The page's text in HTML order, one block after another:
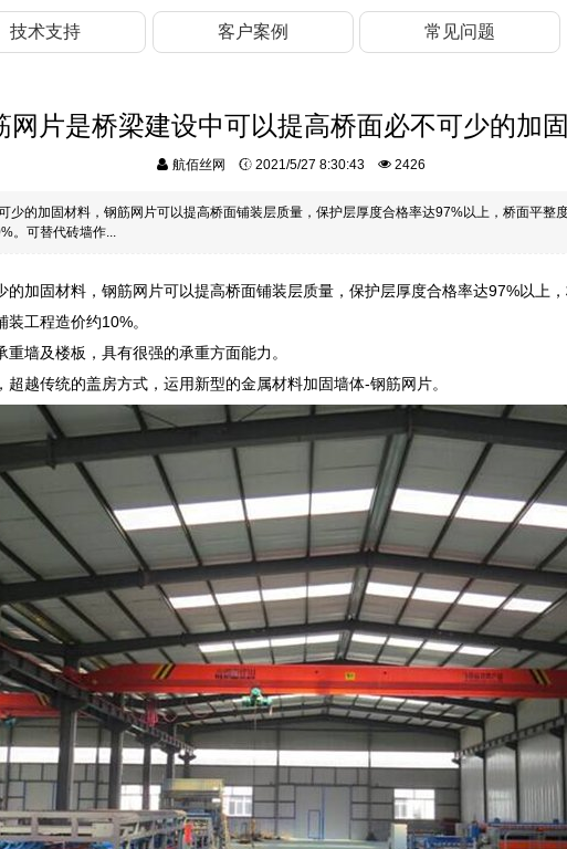
技术支持 客户案例 常见问题
网片是桥梁建设中可以提高桥面必不可少的加
航佰丝网 2021/5/27 8:30:43 2426
少的加固材料，钢筋网片可以提高桥面铺装层质量，保护层厚度合格率达97%以上，桥面平整
。可替代砖墙作...
的加固材料，钢筋网片可以提高桥面铺装层质量，保护层厚度合格率达97%以上
工程造价约10%。
墙及楼板，具有很强的承重方面能力。
越传统的盖房方式，运用新型的金属材料加固墙体-钢筋网片。